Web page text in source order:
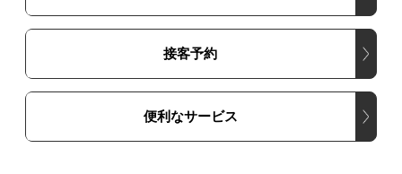
接客予約
便利なサービス